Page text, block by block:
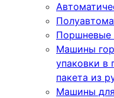
Поршневые
Машины
упаковки в
пакета из
Машины